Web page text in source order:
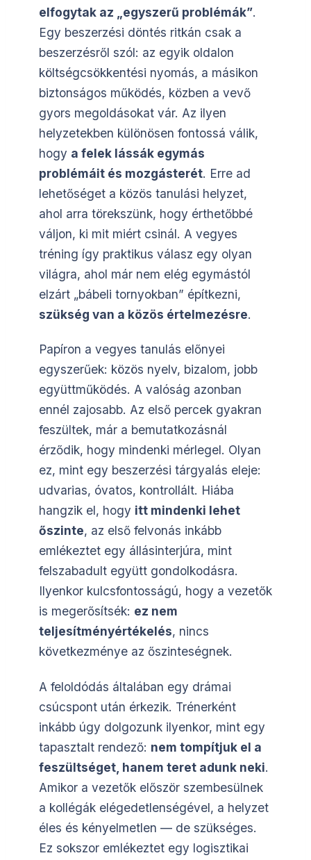
elfogytak az „egyszerű problémák”.
Egy beszerzési döntés ritkán csak a
beszerzésről szól: az egyik oldalon
költségcsökkentési nyomás, a másikon
biztonságos működés, közben a vevő
gyors megoldásokat vár. Az ilyen
helyzetekben különösen fontossá válik,
hogy a felek lássák egymás
problémáit és mozgásterét. Erre ad
lehetőséget a közös tanulási helyzet,
ahol arra törekszünk, hogy érthetőbbé
váljon, ki mit miért csinál. A vegyes
tréning így praktikus válasz egy olyan
világra, ahol már nem elég egymástól
elzárt „bábeli tornyokban” építkezni,
szükség van a közös értelmezésre.
Papíron a vegyes tanulás előnyei
egyszerűek: közös nyelv, bizalom, jobb
együttműködés. A valóság azonban
ennél zajosabb. Az első percek gyakran
feszültek, már a bemutatkozásnál
érződik, hogy mindenki mérlegel. Olyan
ez, mint egy beszerzési tárgyalás eleje:
udvarias, óvatos, kontrollált. Hiába
hangzik el, hogy itt mindenki lehet
őszinte, az első felvonás inkább
emlékeztet egy állásinterjúra, mint
felszabadult együtt gondolkodásra.
Ilyenkor kulcsfontosságú, hogy a vezetők
is megerősítsék: ez nem
teljesítményértékelés, nincs
következménye az őszinteségnek.
A feloldódás általában egy drámai
csúcspont után érkezik. Trénerként
inkább úgy dolgozunk ilyenkor, mint egy
tapasztalt rendező: nem tompítjuk el a
feszültséget, hanem teret adunk neki.
Amikor a vezetők először szembesülnek
a kollégák elégedetlenségével, a helyzet
éles és kényelmetlen — de szükséges.
Ez sokszor emlékeztet egy logisztikai